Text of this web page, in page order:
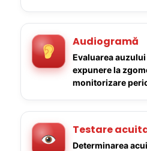
Audiogramă
Evaluarea
expunere la
monitorizare
Testare
Determinarea